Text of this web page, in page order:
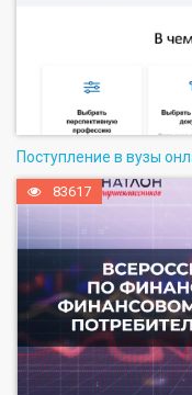
Поступление в вузы
83617